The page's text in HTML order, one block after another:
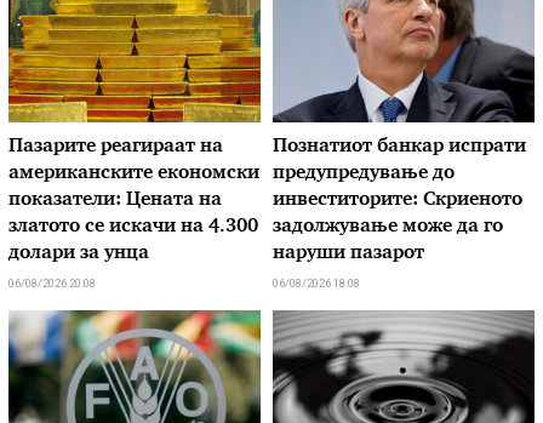
Пазарите реагираат на
американските економски
показатели: Цената на
златото се искачи на 4.300
долари за унца
06/08/2026 20:08
Познатиот банкар испрати
предупредување до
инвеститорите: Скриеното
задолжување може да го
наруши пазарот
06/08/2026 18:08